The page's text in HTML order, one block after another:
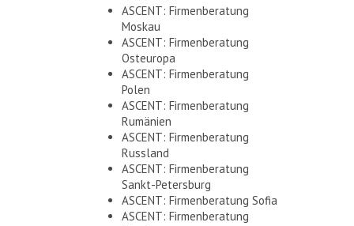
ASCENT: Firmenberatung
Moskau
ASCENT: Firmenberatung
Osteuropa
ASCENT: Firmenberatung
Polen
ASCENT: Firmenberatung
Rumänien
ASCENT: Firmenberatung
Russland
ASCENT: Firmenberatung
Sankt-Petersburg
ASCENT: Firmenberatung Sofia
ASCENT: Firmenberatung